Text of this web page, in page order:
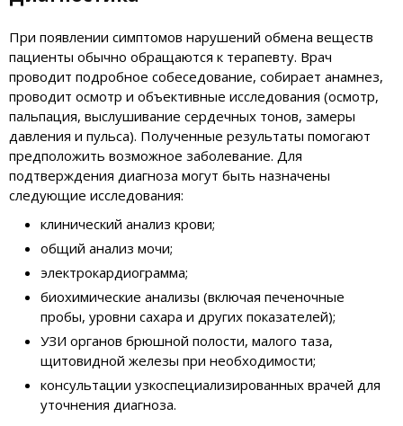
При появлении симптомов нарушений обмена веществ
пациенты обычно обращаются к терапевту. Врач
проводит подробное собеседование, собирает анамнез,
проводит осмотр и объективные исследования (осмотр,
пальпация, выслушивание сердечных тонов, замеры
давления и пульса). Полученные результаты помогают
предположить возможное заболевание. Для
подтверждения диагноза могут быть назначены
следующие исследования:
клинический анализ крови;
общий анализ мочи;
электрокардиограмма;
биохимические анализы (включая печеночные
пробы, уровни сахара и других показателей);
УЗИ органов брюшной полости, малого таза,
щитовидной железы при необходимости;
консультации узкоспециализированных врачей для
уточнения диагноза.